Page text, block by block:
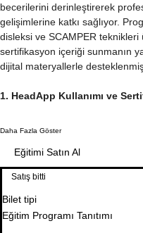
becerilerini derinleştirerek
gelişimlerine katkı sağlıyor.
disleksi ve SCAMPER
sertifikasyon içeriği sunmanın
dijital materyallerle
1. HeadApp Kullanımı ve
Daha Fazla Göster
Eğitimi Satın Al
Satış bitti
Bilet tipi
Eğitim Programı Tanıtımı